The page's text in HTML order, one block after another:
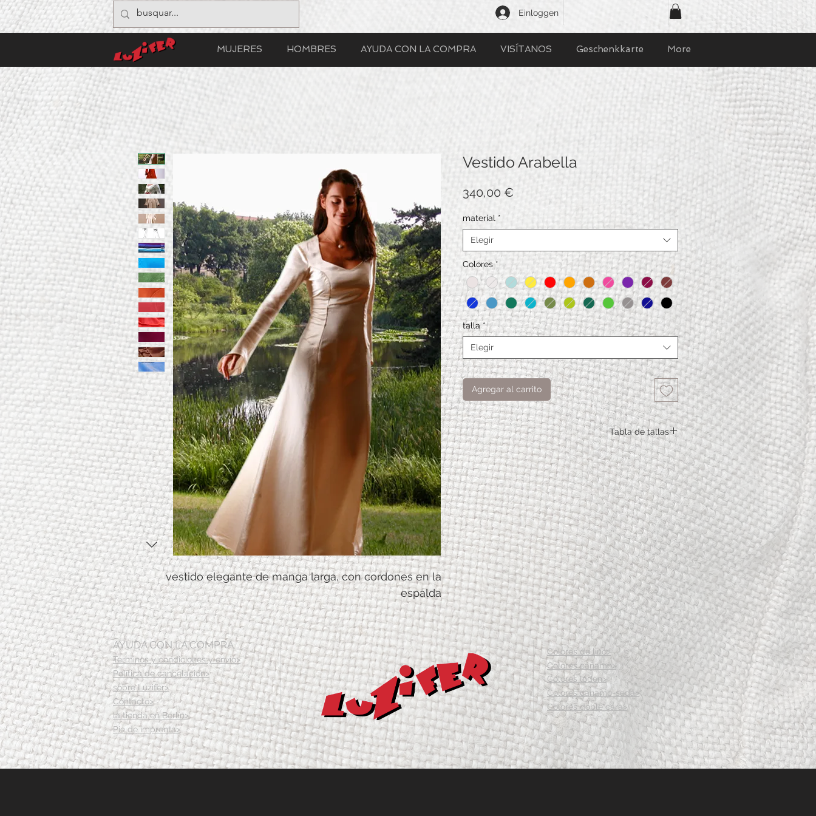
Einloggen
MUJERES HOMBRES AYUDA CON LA COMPRA VISÍTANOS Geschenkkarte More
vestido elegante de manga larga, con cordones en la
espalda
Vestido Arabella
340,00 €
material *
Elegir
Colores *
talla *
Elegir
Agregar al carrito
Tabla de tallas
Vestido Arabella
XS
S
M
L
XL
XXL
Ancho mínimo del pecho
71
76
81
87
94
101
Ancho máximo del tamaño del pecho
91
96
101
107
114
120
Ancho mínimo de la circunferencia de la cintura
63
68
73
79
86
93
Ancho máximo de la circunferencia de la cintura
84
AYUDA CON LA COMPRA
Términos y condiciones y envío>
Política de cancelación>
sobre Luzifer>
Contacto>
la tienda en Berlín>
Pie de imprenta>
Colores de lino>
Colores cáñamo>
Colores loden>
Colores cáñamo-seda>
Colores doble cara>